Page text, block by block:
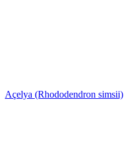
Açelya (Rhododendron simsii)